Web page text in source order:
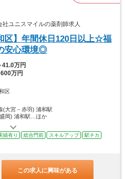
ユニスマイルの薬剤師求人
区】年間休日120日以上☆福
安心環境◎
41.0万円
万円
区
(大宮－赤羽) 浦和駅
盛岡) 浦和駅…ほか
績有り 総合門前 スキルアップ
駅チカ
この求人に興味がある